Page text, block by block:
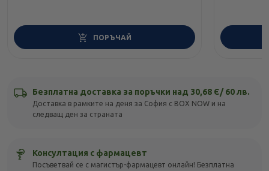
ПОРЪЧАЙ
Безплатна доставка за поръчки над 30,68 Є/ 60 лв.
Доставка в рамките на деня за София с BOX NOW и на
следващ ден за страната
Консултация с фармацевт
Посъветвай се с магистър-фармацевт онлайн! Безплатна